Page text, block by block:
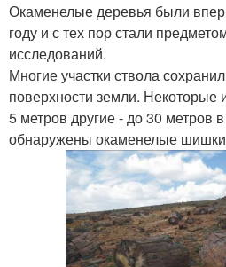
Окаменелые деревья были
году и с тех пор стали
исследований.
Многие участки ствола
поверхности земли. Некоторые
5 метров другие - до 30 метров
обнаружены окаменелые шишки